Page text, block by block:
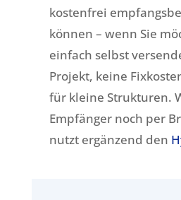
kostenfrei
können – wenn Sie
einfach selbst
Projekt, keine
für kleine Strukturen.
Empfänger noch per
nutzt ergänzend den